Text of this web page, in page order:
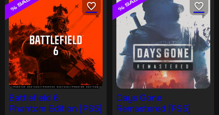
Battlefield 6
Phantom Edition [PS5]
Days Gone
Remastered [PS5]